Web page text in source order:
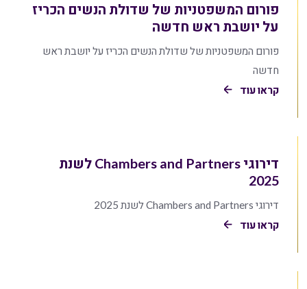
פורום המשפטניות של שדולת הנשים הכריז
על יושבת ראש חדשה
פורום המשפטניות של שדולת הנשים הכריז על יושבת ראש
חדשה
קראו עוד
דירוגי Chambers and Partners לשנת
2025
דירוגי Chambers and Partners לשנת 2025
קראו עוד